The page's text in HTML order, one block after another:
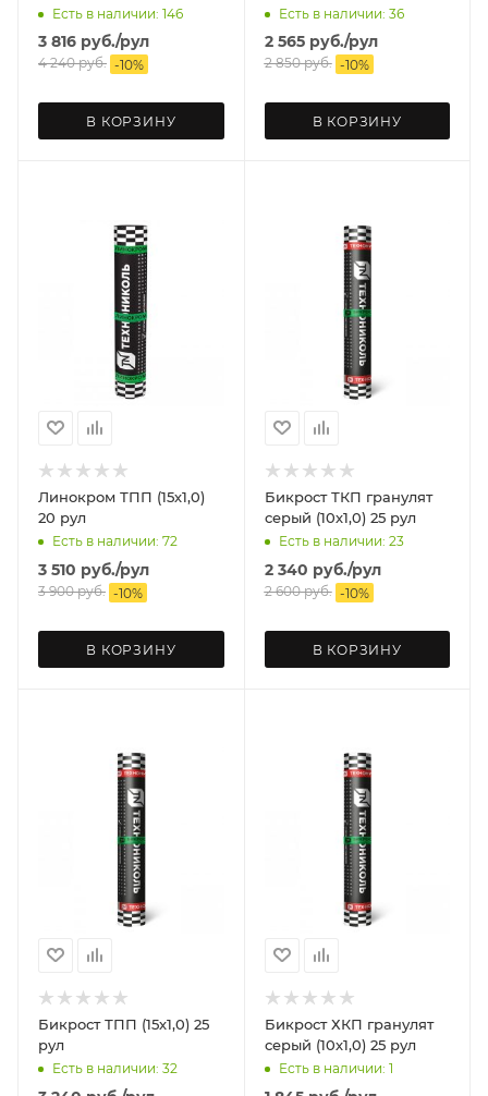
Есть в наличии: 146
3 816 руб./рул
4 240руб. -10%
В КОРЗИНУ
Есть в наличии: 36
2 565руб./рул
2 850руб. -10%
В КОРЗИНУ
Линокром ТПП (15х1,0)
20 рул
Есть в наличии: 72
3 510 руб./рул
3 900руб. -10%
В КОРЗИНУ
Бикрост ТКП гранулят
серый (10х1,0) 25 рул
Есть в наличии: 23
2 340 руб./рул
2 600руб. -10%
В КОРЗИНУ
Бикрост ТПП (15х1,0) 25
рул
Есть в наличии: 32
Бикрост ХКП гранулят
серый (10х1,0) 25 рул
Есть в наличии: 1